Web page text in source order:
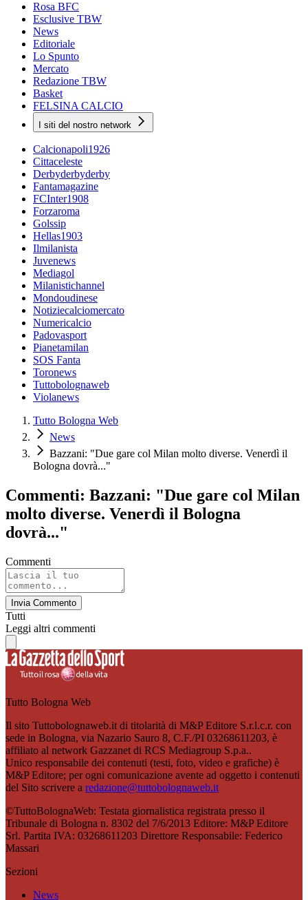
Rosa BFC
Esclusive TBW
News
Editoriale
Lo Spunto
Mercato
Redazione TBW
Basket
FELSINA CALCIO
I siti del nostro network
Calcionapoli1926
Cittaceleste
Derbyderbyderby
Fantamagazine
FCInter1908
Forzaroma
Golssip
Hellas1903
Ilmilanista
Juvenews
Mediagol
Milanistichannel
Mondoudinese
Notiziecalciomercato
Numericalcio
Padovasport
Pianetamilan
SOS Fanta
Toronews
Tuttobolognaweb
Violanews
Tutto Bologna Web
News
Bazzani: "Due gare col Milan molto diverse. Venerdì il
Bologna dovrà..."
Commenti: Bazzani: "Due gare col Milan
molto diverse. Venerdì il Bologna
dovrà..."
Commenti
Invia Commento
Tutti
Leggi altri commenti
Tutto Bologna Web
Il sito Tuttobolognaweb.it di titolarità di M&P Editore S.r.l.c.r. con
sede in Bologna, via Nazario Sauro 8, C.F./PI 03268611203, è
affiliato al network Gazzanet di RCS Mediagroup S.p.a..
Unico responsabile dei contenuti (testi, foto, video e grafiche) è
M&P Editore; per ogni comunicazione avente ad oggetto i contenuti
del Sito scrivere a redazione@tuttobolognaweb.it
©TuttoBolognaWeb: Testata giornalistica registrata presso il
Tribunale di Bologna n. 8302 del 7/6/2013 Editore: M&P Editore
Srl. Partita IVA: 03268611203 Direttore Responsabile: Federico
Massari
Sezioni
News